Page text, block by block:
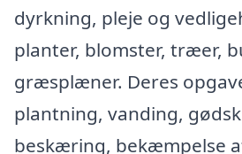
dyrkning, pleje og
planter, blomster, træer,
græsplæner. Deres
plantning, vanding,
beskæring, bekæmpelse